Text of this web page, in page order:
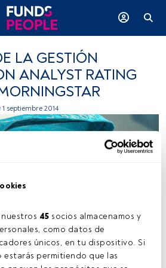
45 socios almacenamos y
como datos de
únicos, en tu dispositivo. Si
estarás permitiendo que las
LA GESTIÓN
ANALYST RATING
1 septiembre 2014
Creative Commons